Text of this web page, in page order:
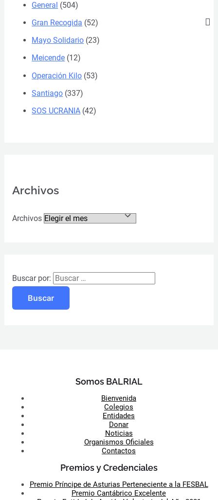
General (504)
Gran Recogida (52)
Mayo Solidario (23)
Meicende (12)
Operación Kilo (53)
Santiago (337)
SOS UCRANIA (42)
Archivos
Archivos
Buscar por:
Somos BALRIAL
Bienvenida
Colegios
Entidades
Donar
Noticias
Organismos Oficiales
Contactos
Premios y Credenciales
Premio Príncipe de Asturias Perteneciente a la FESBAL
Premio Cantábrico Excelente